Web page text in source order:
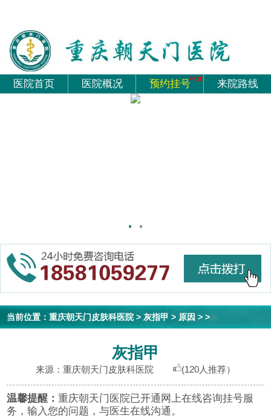
医院首页 医院概况 预约挂号 来院路线
当前位置：重庆朝天门皮肤科医院> 灰指甲 > 原因 > >
灰指甲
来源：重庆朝天门皮肤科医院 (120人推荐）
温馨提醒：重庆朝天门医院已开通网上在线咨询挂号服
务，输入您的问题，与医生在线沟通。